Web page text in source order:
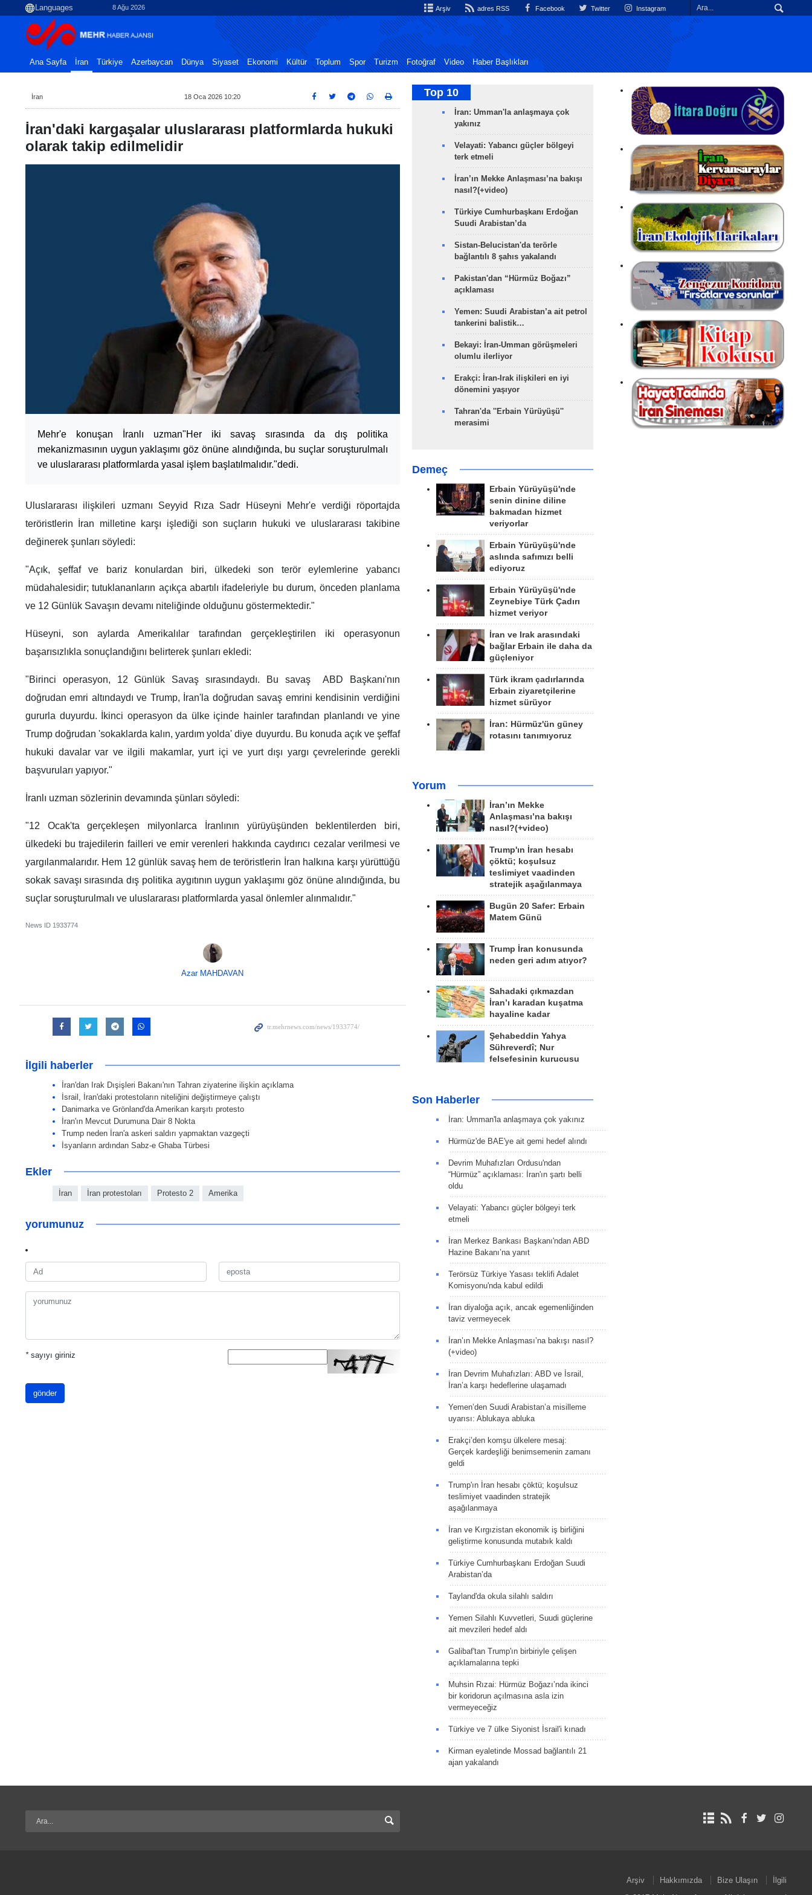
8 Ağu 2026 Arşiv adres RSS Facebook Twitter Instagram
Ana Sayfa İran Türkiye Azerbaycan Dünya Siyaset Ekonomi Kültür Toplum Spor Turizm Fotoğraf Video Haber Başlıkları
İran 18 Oca 2026 10:20
İran'daki kargaşalar uluslararası platformlarda hukuki
olarak takip edilmelidir
Mehr'e konuşan İranlı uzman"Her iki savaş sırasında da dış politika
mekanizmasının uygun yaklaşımı göz önüne alındığında, bu suçlar soruşturulmalı
ve uluslararası platformlarda yasal işlem başlatılmalıdır."dedi.
Uluslararası ilişkileri uzmanı Seyyid Rıza Sadr Hüseyni Mehr'e verdiği röportajda
teröristlerin İran milletine karşı işlediği son suçların hukuki ve uluslararası takibine
değinerek şunları söyledi:
"Açık, şeffaf ve bariz konulardan biri, ülkedeki son terör eylemlerine yabancı
müdahalesidir; tutuklananların açıkça abartılı ifadeleriyle bu durum, önceden planlama
ve 12 Günlük Savaşın devamı niteliğinde olduğunu göstermektedir."
Hüseyni, son aylarda Amerikalılar tarafından gerçekleştirilen iki operasyonun
başarısızlıkla sonuçlandığını belirterek şunları ekledi:
"Birinci operasyon, 12 Günlük Savaş sırasındaydı. Bu savaş ABD Başkanı'nın
doğrudan emri altındaydı ve Trump, İran'la doğrudan savaş emrini kendisinin verdiğini
gururla duyurdu. İkinci operasyon da ülke içinde hainler tarafından planlandı ve yine
Trump doğrudan 'sokaklarda kalın, yardım yolda' diye duyurdu. Bu konuda açık ve şeffaf
hukuki davalar var ve ilgili makamlar, yurt içi ve yurt dışı yargı çevrelerinde gerekli
başvuruları yapıyor."
İranlı uzman sözlerinin devamında şünları söyledi:
"12 Ocak'ta gerçekleşen milyonlarca İranlının yürüyüşünden beklentilerden biri,
ülkedeki bu trajedilerin failleri ve emir verenleri hakkında caydırıcı cezalar verilmesi ve
yargılanmalarıdır. Hem 12 günlük savaş hem de teröristlerin İran halkına karşı yürüttüğü
sokak savaşı sırasında dış politika aygıtının uygun yaklaşımı göz önüne alındığında, bu
suçlar soruşturulmalı ve uluslararası platformlarda yasal önlemler alınmalıdır."
News ID 1933774
Azar MAHDAVAN
İlgili haberler
İran'dan Irak Dışişleri Bakanı'nın Tahran ziyaterine ilişkin açıklama
İsrail, İran'daki protestoların niteliğini değiştirmeye çalıştı
Danimarka ve Grönland'da Amerikan karşıtı protesto
İran'ın Mevcut Durumuna Dair 8 Nokta
Trump neden İran'a askeri saldırı yapmaktan vazgeçti
İsyanların ardından Sabz-e Ghaba Türbesi
Ekler
İran İran protestoları Protesto 2 Amerika
yorumunuz
*sayıyı giriniz
gönder
Top 10
İran: Umman'la anlaşmaya çok
yakınız
Velayati: Yabancı güçler bölgeyi
terk etmeli
İran’ın Mekke Anlaşması’na bakışı
nasıl?(+video)
Türkiye Cumhurbaşkanı Erdoğan
Suudi Arabistan’da
Sistan-Belucistan'da terörle
bağlantılı 8 şahıs yakalandı
Pakistan'dan “Hürmüz Boğazı”
açıklaması
Yemen: Suudi Arabistan’a ait petrol
tankerini balistik…
Bekayi: İran-Umman görüşmeleri
olumlu ilerliyor
Erakçi: İran-Irak ilişkileri en iyi
dönemini yaşıyor
Tahran'da ''Erbain Yürüyüşü''
merasimi
Demeç
Erbain Yürüyüşü'nde
senin dinine diline
bakmadan hizmet
veriyorlar
Erbain Yürüyüşü'nde
aslında safımızı belli
ediyoruz
Erbain Yürüyüşü'nde
Zeynebiye Türk Çadırı
hizmet veriyor
İran ve Irak arasındaki
bağlar Erbain ile daha da
güçleniyor
Türk ikram çadırlarında
Erbain ziyaretçilerine
hizmet sürüyor
İran: Hürmüz'ün güney
rotasını tanımıyoruz
Yorum
İran’ın Mekke
Anlaşması’na bakışı
nasıl?(+video)
Trump'ın İran hesabı
çöktü; koşulsuz
teslimiyet vaadinden
stratejik aşağılanmaya
Bugün 20 Safer: Erbain
Matem Günü
Trump İran konusunda
neden geri adım atıyor?
Sahadaki çıkmazdan
İran’ı karadan kuşatma
hayaline kadar
Şehabeddin Yahya
Sühreverdî; Nur
felsefesinin kurucusu
Son Haberler
İran: Umman'la anlaşmaya çok yakınız
Hürmüz'de BAE'ye ait gemi hedef alındı
Devrim Muhafızları Ordusu'ndan
“Hürmüz” açıklaması: İran'ın şartı belli
oldu
Velayati: Yabancı güçler bölgeyi terk
etmeli
İran Merkez Bankası Başkanı'ndan ABD
Hazine Bakanı’na yanıt
Terörsüz Türkiye Yasası teklifi Adalet
Komisyonu'nda kabul edildi
İran diyaloğa açık, ancak egemenliğinden
taviz vermeyecek
İran’ın Mekke Anlaşması’na bakışı nasıl?
(+video)
İran Devrim Muhafızları: ABD ve İsrail,
İran’a karşı hedeflerine ulaşamadı
Yemen’den Suudi Arabistan’a misilleme
uyarısı: Ablukaya abluka
Erakçi’den komşu ülkelere mesaj:
Gerçek kardeşliği benimsemenin zamanı
geldi
Trump'ın İran hesabı çöktü; koşulsuz
teslimiyet vaadinden stratejik
aşağılanmaya
İran ve Kırgızistan ekonomik iş birliğini
geliştirme konusunda mutabık kaldı
Türkiye Cumhurbaşkanı Erdoğan Suudi
Arabistan’da
Tayland'da okula silahlı saldırı
Yemen Silahlı Kuvvetleri, Suudi güçlerine
ait mevzileri hedef aldı
Galibaf'tan Trump'ın birbiriyle çelişen
açıklamalarına tepki
Muhsin Rızai: Hürmüz Boğazı’nda ikinci
bir koridorun açılmasına asla izin
vermeyeceğiz
Türkiye ve 7 ülke Siyonist İsrail'i kınadı
Kirman eyaletinde Mossad bağlantılı 21
ajan yakalandı
Arşiv Hakkımızda Bize Ulaşın
İlgili